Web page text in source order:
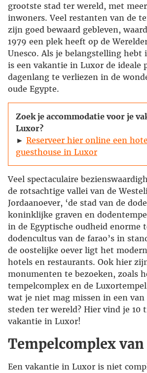
grootste stad ter wereld, met
inwoners. Veel restanten van de
zijn goed bewaard gebleven,
1979 een plek heeft op de
Unesco. Als je belangstelling hebt
is een vakantie in Luxor de ideale
dagenlang te verliezen in de
oude Egypte.
Zoek je accommodatie voor je
Luxor?
► Reserveer hier online een
guesthouse in Luxor
Veel spectaculaire
de rotsachtige vallei van de
Jordaanoever, ‘de stad van de
koninklijke graven en
in de Egyptische oudheid enorme
dodencultus van de farao’s in
de oostelijke oever ligt het
hotels en restaurants. Ook hier
monumenten te bezoeken, zoals
tempelcomplex en de
wat je niet mag missen in een van
steden ter wereld? Hier vind je 10
vakantie in Luxor!
Tempelcomplex
Een vakantie in Luxor is niet